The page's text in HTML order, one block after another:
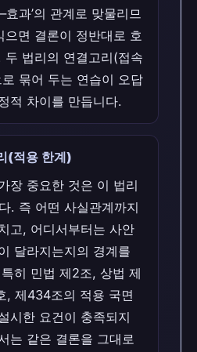
효과’의 관계로 맞물리므
으면 결론이 정반대로 호
두 법리의 연결고리(접속
묶어 두는 연습이 오답
적 차이를 만듭니다.
(적용 한계)
장 중요한 것은 이 법리
. 즉 어떤 사실관계까지
고, 어디서부터는 사안
달라지는지의 경계를
히 민법 제2조, 상법 제
, 제434조의 적용 국면
시한 요건이 충족되지
는 같은 결론을 그대로